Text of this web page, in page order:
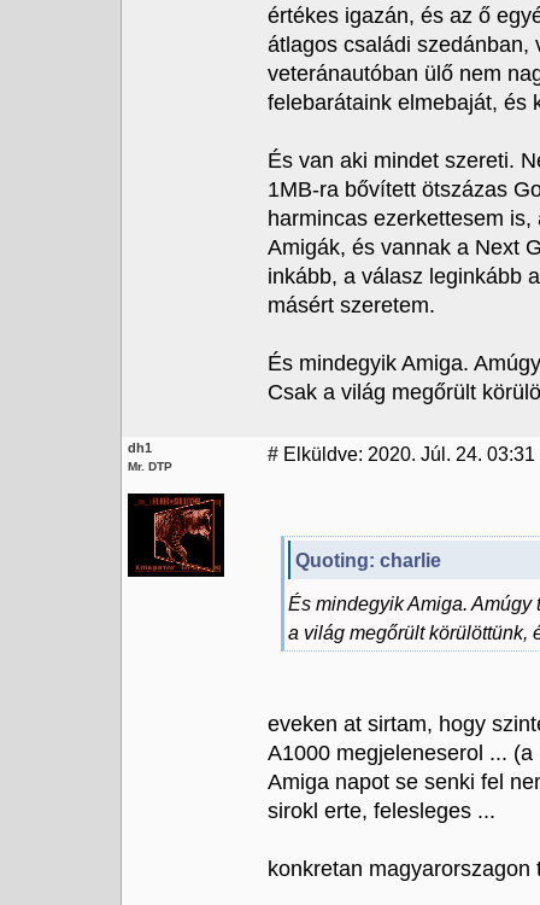
értékes igazán, és az ő
átlagos családi szedánban,
veteránautóban ülő nem
felebarátaink elmebaját, és
És van aki mindet szereti.
1MB-ra bővített ötszázas
harmincas ezerkettesem
Amigák, és vannak a Next
inkább, a válasz leginkább
másért szeretem.
És mindegyik Amiga.
Csak a világ megőrült
dh1
Mr. DTP
# Elküldve: 2020. Júl. 24. 03:31
Quoting: charlie
És mindegyik Amiga.
a világ megőrült körülöttünk,
eveken at sirtam, hogy
A1000 megjeleneserol ...
Amiga napot se senki fel
sirokl erte, felesleges ...
konkretan